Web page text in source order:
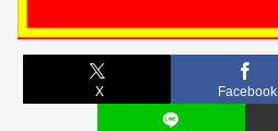
X Facebook